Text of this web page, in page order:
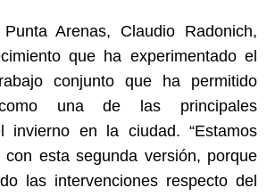
Arenas, Claudio Radonich,
que ha experimentado el
conjunto que ha permitido
como una de las principales
invierno en la ciudad. “Estamos
con esta segunda versión, porque
las intervenciones respecto del